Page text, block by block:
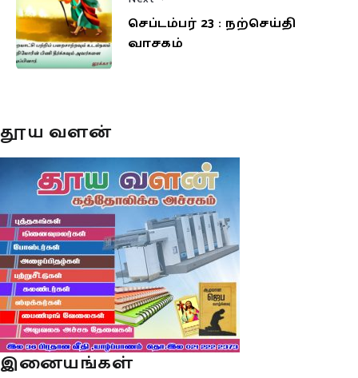
செப்டம்பர் 23 : நற்செய்தி
வாசகம்
தூய வளன்
இனையங்கள்